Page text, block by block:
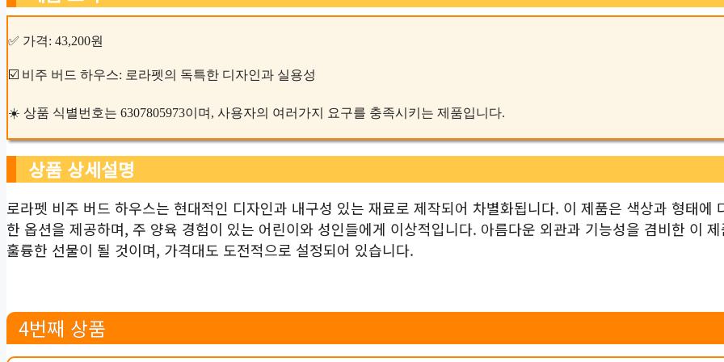
✅ 가격: 43,200원
☑️ 비주 버드 하우스: 로라펫의 독특한 디자인과 실용성
☀️ 상품 식별번호는 6307805973이며, 사용자의 여러가지 요구를 충족시키는 제품입니다.
상품 상세설명
로라펫 비주 버드 하우스는 현대적인 디자인과 내구성 있는 재료로 제작되어 차별화됩니다. 이 제품은 색상과 형태에
한 옵션을 제공하며, 주 양육 경험이 있는 어린이와 성인들에게 이상적입니다. 아름다운 외관과 기능성을 겸비한 이 제
훌륭한 선물이 될 것이며, 가격대도 도전적으로 설정되어 있습니다.
4번째 상품